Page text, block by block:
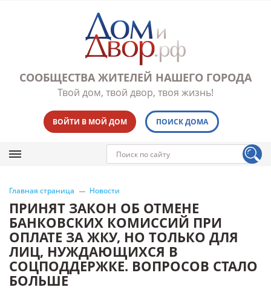
СООБЩЕСТВА ЖИТЕЛЕЙ НАШЕГО ГОРОДА
Твой дом, твой двор, твоя жизнь!
ВОЙТИ В МОЙ ДОМ ПОИСК ДОМА
Главная страница Новости
ПРИНЯТ ЗАКОН ОБ ОТМЕНЕ
БАНКОВСКИХ КОМИССИЙ ПРИ
ОПЛАТЕ ЗА ЖКУ, НО ТОЛЬКО ДЛЯ
ЛИЦ, НУЖДАЮЩИХСЯ В
СОЦПОДДЕРЖКЕ. ВОПРОСОВ СТАЛО
БОЛЬШЕ